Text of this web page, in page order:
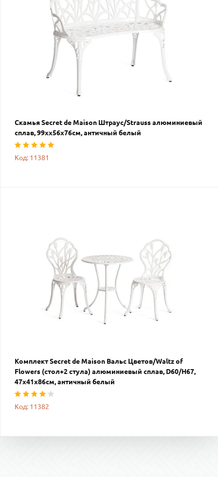
Скамья Secret de Maison Штраус/Strauss алюминиевый
сплав, 99хх56х76см, античный белый
Код: 11381
Комплект Secret de Maison Вальс Цветов/Waltz of
Flowers (стол+2 стула) алюминиевый сплав, D60/H67,
47х41х86см, античный белый
Код: 11382